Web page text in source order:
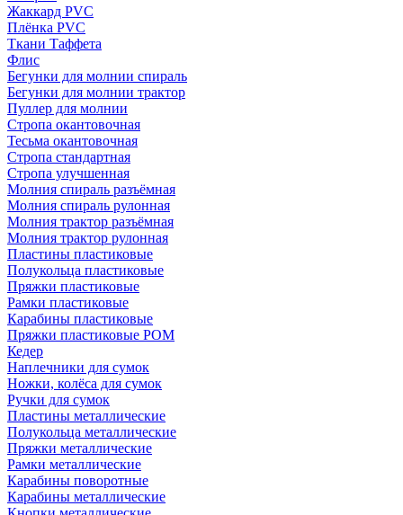
Жаккард PVC
Плёнка PVC
Ткани Таффета
Флис
Бегунки для молнии спираль
Бегунки для молнии трактор
Пуллер для молнии
Стропа окантовочная
Тесьма окантовочная
Стропа стандартная
Стропа улучшенная
Молния спираль разъёмная
Молния спираль рулонная
Молния трактор разъёмная
Молния трактор рулонная
Пластины пластиковые
Полукольца пластиковые
Пряжки пластиковые
Рамки пластиковые
Карабины пластиковые
Пряжки пластиковые РОМ
Кедер
Наплечники для сумок
Ножки, колёса для сумок
Ручки для сумок
Пластины металлические
Полукольца металлические
Пряжки металлические
Рамки металлические
Карабины поворотные
Карабины металлические